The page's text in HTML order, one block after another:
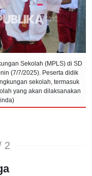
Sekolah (MPLS) di SD
(7/7/2025). Peserta didik
sekolah, termasuk
yang akan dilaksanakan
2